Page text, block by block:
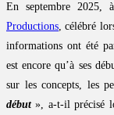
En septembre 2025,
Productions, célébré
informations ont été
est encore qu’à ses
sur les concepts, les
début», a-t-il précisé